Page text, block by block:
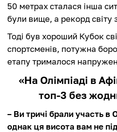
50 метрах сталася інша
були вище, а рекорд світу
Тоді був хороший Кубок
спортсменів, потужна
етапу трималося
«На Олімпіаді в
топ-3 без
– Ви тричі брали участь в
однак ця висота вам не